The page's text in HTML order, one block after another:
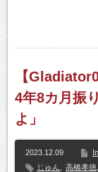
【
4年8カ月振
よ」
2023.12.09
じゅん
高橋孝徳